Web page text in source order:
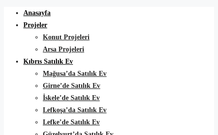
Anasayfa
Projeler
Konut Projeleri
Arsa Projeleri
Kıbrıs Satılık Ev
Mağusa’da Satılık Ev
Girne’de Satılık Ev
İskele’de Satılık Ev
Lefkoşa’da Satılık Ev
Lefke’de Satılık Ev